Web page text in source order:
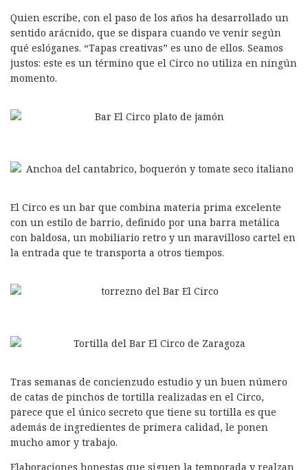
Quien escribe, con el paso de los años ha desarrollado un
sentido arácnido, que se dispara cuando ve venir según
qué eslóganes. “Tapas creativas” es uno de ellos. Seamos
justos: este es un término que el Circo no utiliza en ningún
momento.
El Circo es un bar que combina materia prima excelente
con un estilo de barrio, definido por una barra metálica
con baldosa, un mobiliario retro y un maravilloso cartel en
la entrada que te transporta a otros tiempos.
Tras semanas de concienzudo estudio y un buen número
de catas de pinchos de tortilla realizadas en el Circo,
parece que el único secreto que tiene su tortilla es que
además de ingredientes de primera calidad, le ponen
mucho amor y trabajo.
Elaboraciones honestas que siguen la temporada y realzan